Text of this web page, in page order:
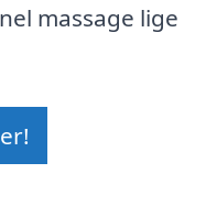
massage lige